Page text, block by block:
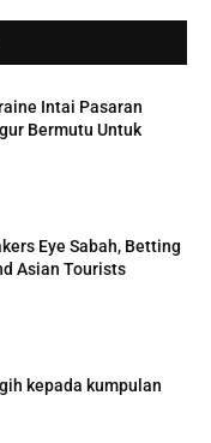
Intai Pasaran
Bermutu Untuk
Eye Sabah, Betting
Asian Tourists
kepada kumpulan